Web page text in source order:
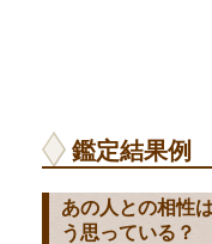
鑑定結果例
あの人との相性
う思っている？